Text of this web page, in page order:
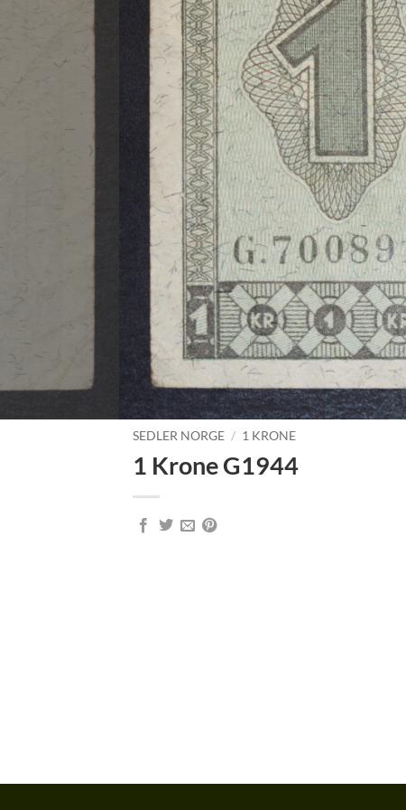
SEDLER NORGE / 1 KRONE
1 Krone G1944